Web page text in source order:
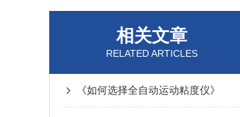
相关文章
RELATED ARTICLES
《如何选择全自动运动粘度仪》